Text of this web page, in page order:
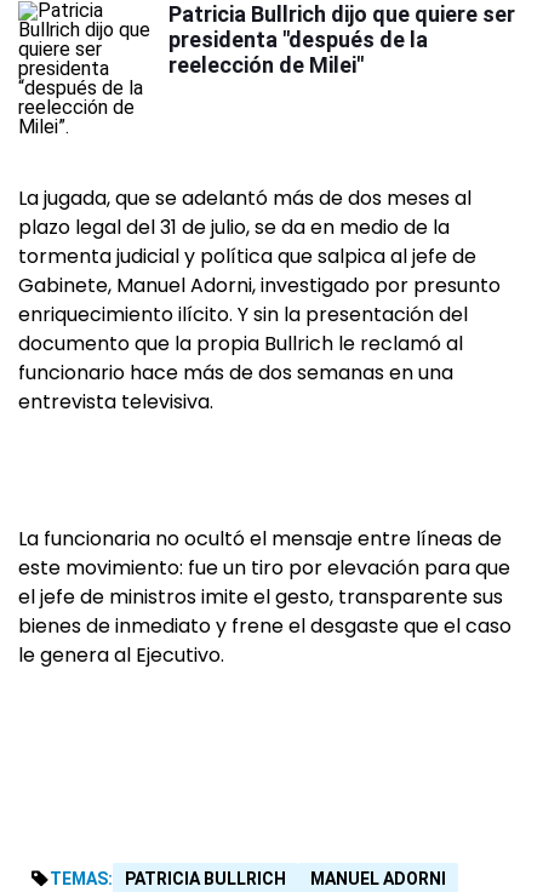
Patricia Bullrich dijo que quiere ser
presidenta "después de la
reelección de Milei"
La jugada, que se adelantó más de dos meses al
plazo legal del 31 de julio, se da en medio de la
tormenta judicial y política que salpica al jefe de
Gabinete, Manuel Adorni, investigado por presunto
enriquecimiento ilícito. Y sin la presentación del
documento que la propia Bullrich le reclamó al
funcionario hace más de dos semanas en una
entrevista televisiva.
La funcionaria no ocultó el mensaje entre líneas de
este movimiento: fue un tiro por elevación para que
el jefe de ministros imite el gesto, transparente sus
bienes de inmediato y frene el desgaste que el caso
le genera al Ejecutivo.
TEMAS: PATRICIA BULLRICH MANUEL ADORNI